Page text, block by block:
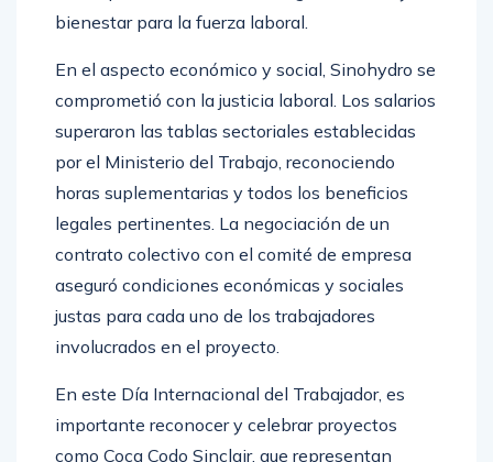
comprometió con la justicia laboral. Los salarios
superaron las tablas sectoriales establecidas
por el Ministerio del Trabajo, reconociendo
horas suplementarias y todos los beneficios
legales pertinentes. La negociación de un
contrato colectivo con el comité de empresa
aseguró condiciones económicas y sociales
justas para cada uno de los trabajadores
involucrados en el proyecto.
importante reconocer y celebrar proyectos
como Coca Codo Sinclair, que representan